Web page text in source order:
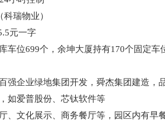
瑞物业）
元一字
车位699个，余坤大厦持有170个固定车
强企业绿地集团开发，舜杰集团建造，
如爱普股份、芯钛软件等
、文化展示、商务餐厅等，园区内有早